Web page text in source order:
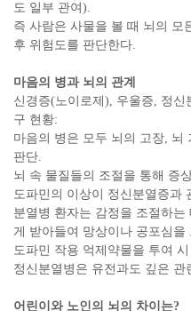
도 일부 관여).
즉 사람은 사물을 볼 때 뇌의 모
후 위험도를 판단한다.
마음의 병과 뇌의 관계
신경증(노이로제), 우울증, 정
구 현황:
마음의 병은 모두 뇌의 고장, 뇌
판단.
뇌 속 물질들의 조절을 통해 증
도파민의 이상이 정신분열증과
분열병 환자는 감정을 조절하
게 받아들여 망상이나 공포심을
도파민 작용 억제약물을 투여
정신분열병은 유전과도 깊은 관
어린이와 노인의 뇌의 차이는?